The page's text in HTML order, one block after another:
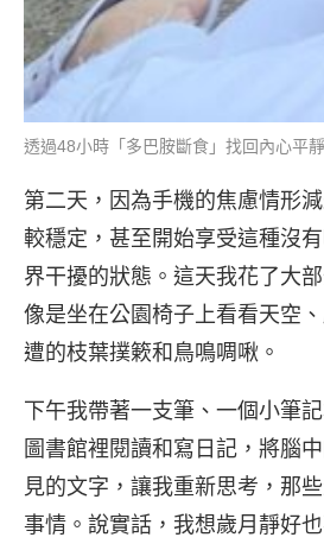
透過48小時「多巴胺斷食」找回內心平
第二天，因為手機的焦慮情形
較穩定，甚至開始享受這種沒
界干擾的狀態。這天我花了大
像是坐在公園椅子上看看天空
遭的枝葉撲簌和鳥鳴啁啾。
下午我帶著一支筆、一個小筆
圖書館裡閱讀和寫日記，將腦
見的文字，讓我重新思考，那
事情。說實話，我想歲月靜好